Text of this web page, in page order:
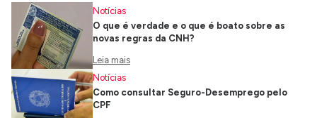
Notícias
O que é verdade e o que é boato sobre as
novas regras da CNH?
Leia mais
Notícias
Como consultar Seguro-Desemprego pelo
CPF